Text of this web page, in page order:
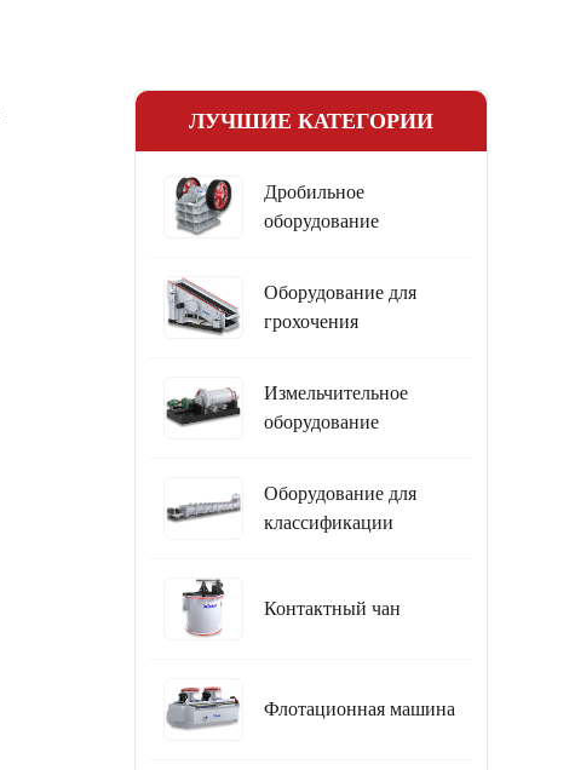
ЛУЧШИЕ КАТЕГОРИИ
Дробильное
оборудование
Оборудование для
грохочения
Измельчительное
оборудование
Оборудование для
классификации
Контактный чан
Флотационная машина